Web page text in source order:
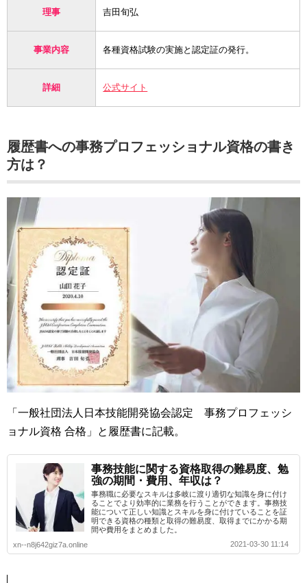
理事 吉田旬弘
事業内容 各種資格試験の実施と認定証の発行。
詳細 公式サイト
履歴書への事務プロフェッショナル資格の書き
方は？
「一般社団法人日本技能開発協会認定 事務プロフェッシ
ョナル資格 合格」と履歴書に記載。
事務技能に関する資格取得の難易度、勉
強の期間・費用、年収は？
事務職に必要なスキルは多岐に渡り適切な知識を身に付け
ることでより効率的に業務を行うことができます。事務技
能について正しい知識とスキルを身に付けていることを証
明できる資格の種類と取得の難易度、取得までにかかる期
間や費用をまとめました。
xn--n8j642giz7a.online
2021-03-30 11:14